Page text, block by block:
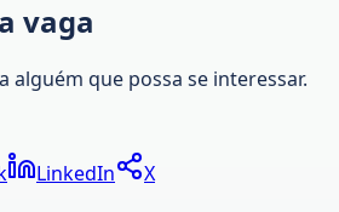
vaga
alguém que possa se interessar.
LinkedIn X